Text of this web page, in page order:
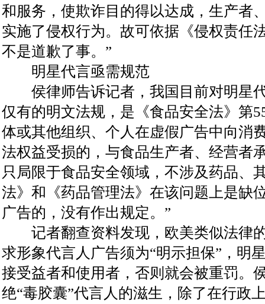
和服务，使欺诈目的得以达成，生产者
实施了侵权行为。故可依据《侵权责任
不是道歉了事。”
明星代言亟需规范
侯律师告诉记者，我国目前对明星
仅有的明文法规，是《食品安全法》第
体或其他组织、个人在虚假广告中向消
法权益受损的，与食品生产者、经营者
只局限于食品安全领域，不涉及药品、
法》和《药品管理法》在该问题上是缺
广告的，没有作出规定。”
记者翻查资料发现，欧美类似法律
求形象代言人广告须为“明示担保”，明
接受益者和使用者，否则就会被重罚。
绝“毒胶囊”代言人的滋生，除了在行政